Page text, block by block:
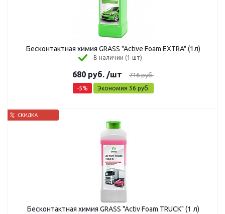
Бесконтактная химия GRASS "Active Foam EXTRA" (1л)
В наличии (1 шт)
680 руб. /шт 716руб.
-5% Экономия 36 руб.
Бесконтактная химия GRASS "Activ Foam TRUCK" (1 л)